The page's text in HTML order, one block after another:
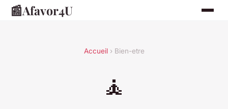
📰Afavor4U
Accueil› Bien-etre
🧘